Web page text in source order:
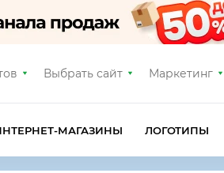
Выбрать сайт Маркетинг
МАГАЗИНЫ ЛОГОТИПЫ